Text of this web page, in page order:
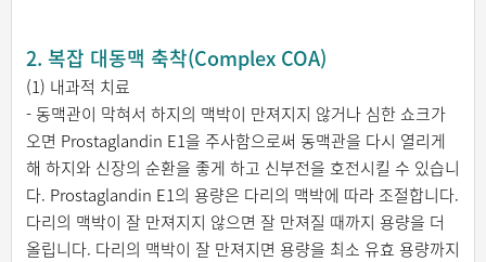
2. 복잡 대동맥 축착(Complex COA)
(1) 내과적 치료
- 동맥관이 막혀서 하지의 맥박이 만져지지 않거나 심한 쇼크가
오면 Prostaglandin E1을 주사함으로써 동맥관을 다시 열리게
해 하지와 신장의 순환을 좋게 하고 신부전을 호전시킬 수 있습니
다. Prostaglandin E1의 용량은 다리의 맥박에 따라 조절합니다.
다리의 맥박이 잘 만져지지 않으면 잘 만져질 때까지 용량을 더
올립니다. 다리의 맥박이 잘 만져지면 용량을 최소 유효 용량까지